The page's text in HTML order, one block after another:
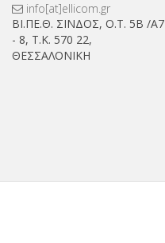
info[at]ellicom.gr
ΒΙ.ΠΕ.Θ. ΣΙΝΔΟΣ, Ο.Τ. 5Β /Α7
- 8, Τ.Κ. 570 22,
ΘΕΣΣΑΛΟΝΙΚΗ